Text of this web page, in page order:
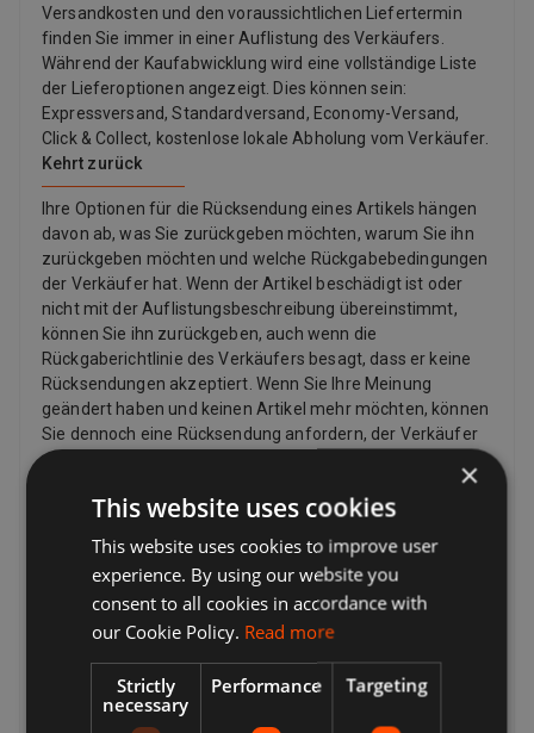
Versandkosten und den voraussichtlichen Liefertermin
finden Sie immer in einer Auflistung des Verkäufers.
Während der Kaufabwicklung wird eine vollständige Liste
der Lieferoptionen angezeigt. Dies können sein:
Expressversand, Standardversand, Economy-Versand,
Click & Collect, kostenlose lokale Abholung vom Verkäufer.
Kehrt zurück
Ihre Optionen für die Rücksendung eines Artikels hängen
davon ab, was Sie zurückgeben möchten, warum Sie ihn
zurückgeben möchten und welche Rückgabebedingungen
der Verkäufer hat. Wenn der Artikel beschädigt ist oder
nicht mit der Auflistungsbeschreibung übereinstimmt,
können Sie ihn zurückgeben, auch wenn die
Rückgaberichtlinie des Verkäufers besagt, dass er keine
Rücksendungen akzeptiert. Wenn Sie Ihre Meinung
geändert haben und keinen Artikel mehr möchten, können
Sie dennoch eine Rücksendung anfordern, der Verkäufer
muss diese jedoch nicht akzeptieren. Wenn der Käufer
zurückgeben möchte, muss er möglicherweise die
Rücksendekosten bezahlen, abhängig von den
Rückgabebedingungen des Verkäufers. Verkäufer können
dem Käufer eine Rücksendeadresse und zusätzliche
Rücksendeportoinformationen zur Verfügung stellen.
Verkäufer zahlen für das Rückporto, wenn es ein Problem
mit dem Artikel gibt. Wenn der Artikel beispielsweise nicht
mit der Auflistungsbeschreibung übereinstimmt,
beschädigt oder defekt ist oder gefälscht ist. Laut Gesetz
×
This website uses cookies
This website uses cookies to improve user
experience. By using our website you
consent to all cookies in accordance with
our Cookie Policy. Read more
Strictly
necessary
Performance Targeting